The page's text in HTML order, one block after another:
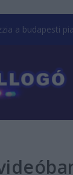
a budapesti